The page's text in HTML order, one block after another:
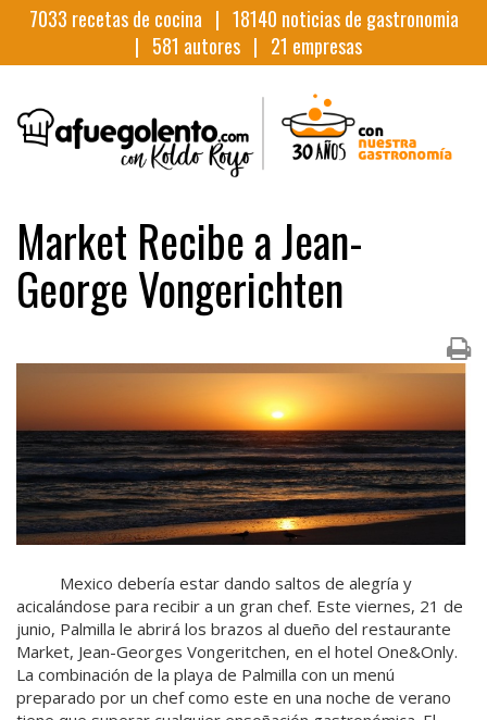
7033 recetas de cocina | 18140 noticias de gastronomia
| 581 autores | 21 empresas
Market Recibe a Jean-
George Vongerichten
Mexico debería estar dando saltos de alegría y
acicalándose para recibir a un gran chef. Este viernes, 21 de
junio, Palmilla le abrirá los brazos al dueño del restaurante
Market, Jean-Georges Vongeritchen, en el hotel One&Only.
La combinación de la playa de Palmilla con un menú
preparado por un chef como este en una noche de verano